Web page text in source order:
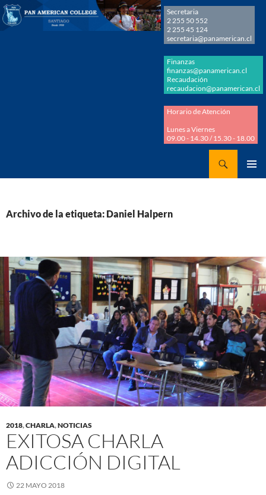
Secretaria
2 255 50 552
2 255 45 124
secretaria@panamerican.cl
Finanzas
finanzas@panamerican.cl
Recaudación
recaudacion@panamerican.cl
Horario de Atención
Lunes a Viernes
09.00 - 14.30 / 15.30 - 18.00
Archivo de la etiqueta: Daniel Halpern
2018,CHARLA,NOTICIAS
EXITOSA CHARLA
ADICCIÓN DIGITAL
22 MAYO 2018